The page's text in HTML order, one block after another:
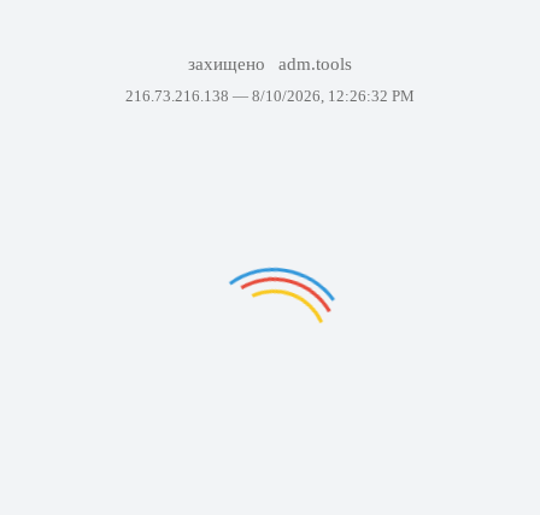
захищено adm.tools
216.73.216.138 — 8/10/2026, 12:26:32 PM